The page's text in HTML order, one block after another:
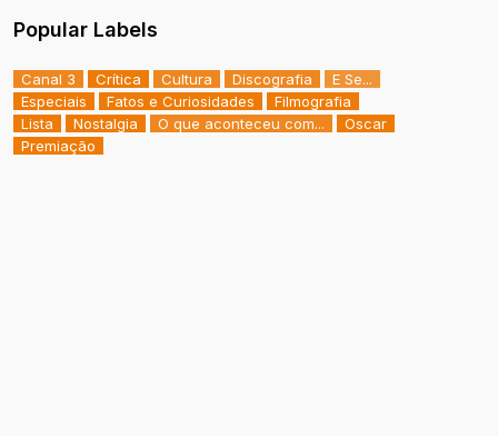
Popular Labels
Canal 3 Crítica Cultura Discografia
E Se...
Especiais
Fatos e Curiosidades
Filmografia
Lista
Nostalgia O que aconteceu com...
Oscar
Premiação